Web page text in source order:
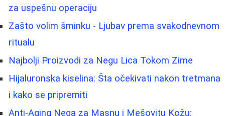
za uspešnu operaciju
Zašto volim šminku - Ljubav prema svakodnevnom
ritualu
Najbolji Proizvodi za Negu Lica Tokom Zime
Hijaluronska kiselina: Šta očekivati nakon tretmana
i kako se pripremiti
Anti-Aging Nega za Masnu i Mešovitu Kožu: